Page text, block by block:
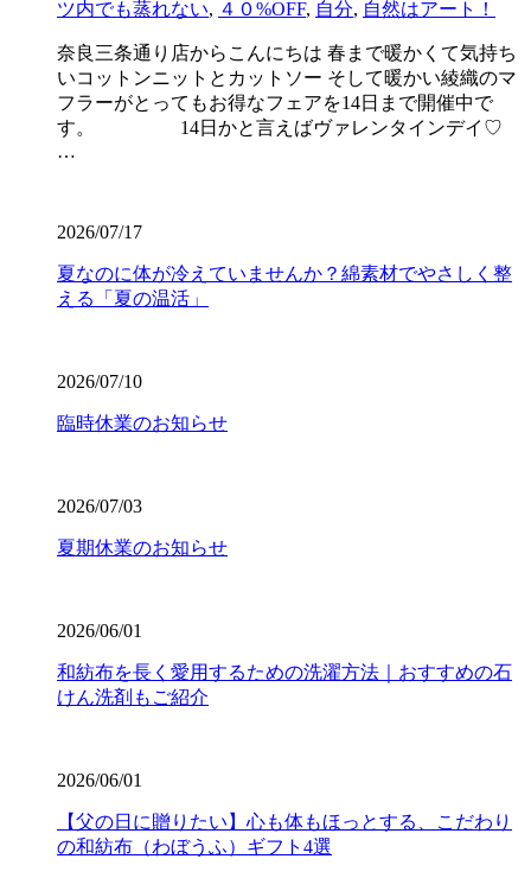
ツ内でも蒸れない, ４０%OFF, 自分, 自然はアート！
奈良三条通り店からこんにちは 春まで暖かくて気持ち
いコットンニットとカットソー そして暖かい綾織のマ
フラーがとってもお得なフェアを14日まで開催中で
す。 14日かと言えばヴァレンタインデイ♡
…
2026/07/17
夏なのに体が冷えていませんか？綿素材でやさしく整
える「夏の温活」
2026/07/10
臨時休業のお知らせ
2026/07/03
夏期休業のお知らせ
2026/06/01
和紡布を長く愛用するための洗濯方法｜おすすめの石
けん洗剤もご紹介
2026/06/01
【父の日に贈りたい】心も体もほっとする、こだわり
の和紡布（わぼうふ）ギフト4選